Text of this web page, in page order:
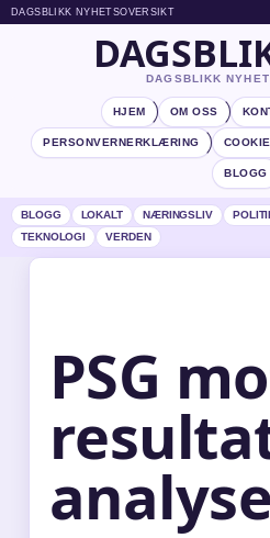
DAGSBLIKK NYHETSOVERSIKT
DAGSBLIKK
HJEM OM OSS
PERSONVERNERKLÆRING
BLOGG
BLOGG LOKALT NÆRINGSLIV
TEKNOLOGI
VERDEN
PSG
analyse